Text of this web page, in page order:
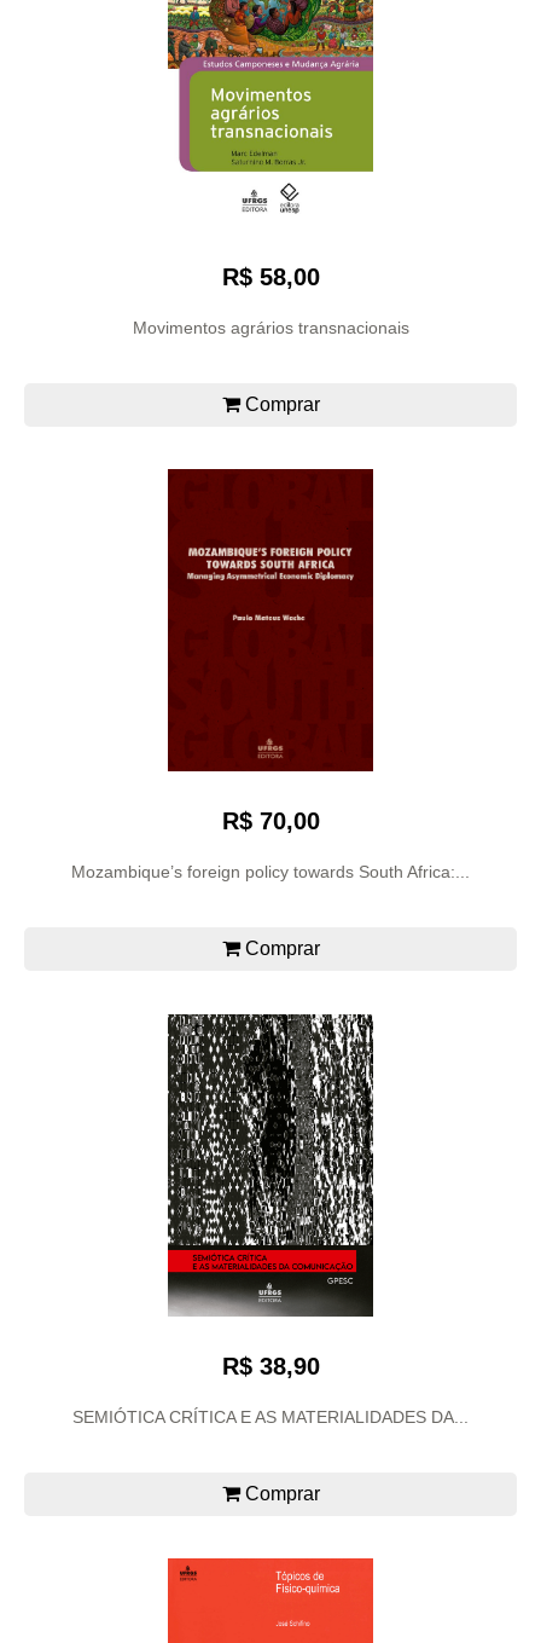
R$ 58,00
Movimentos agrários transnacionais
Comprar
R$ 70,00
Mozambique’s foreign policy towards South Africa:...
Comprar
R$ 38,90
SEMIÓTICA CRÍTICA E AS MATERIALIDADES DA...
Comprar